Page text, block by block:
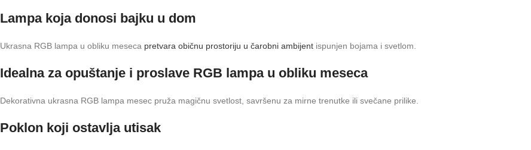
Lampa koja donosi bajku u dom
Ukrasna RGB lampa u obliku meseca pretvara običnu prostoriju u čarobni ambijent ispunjen bojama i svetlom.
Idealna za opuštanje i proslave RGB lampa u obliku meseca
Dekorativna ukrasna RGB lampa mesec pruža magičnu svetlost, savršenu za mirne trenutke ili svečane prilike.
Poklon koji ostavlja utisak